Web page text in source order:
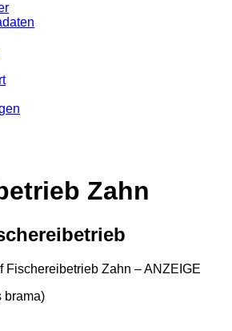
Zahn
Fischereibetrieb Zahn – ANZEIGE